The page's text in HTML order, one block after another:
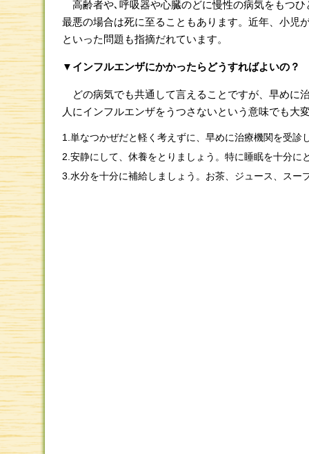
高齢者や､呼吸器や心臓のどに慢性の病気をもつ
最悪の場合は死に至ることもあります。近年、小児
といった問題も指摘だれています。
▼インフルエンザにかかったらどうすればよいの？
どの病気でも共通して言えることですが、早めに
人にインフルエンザをうつさないという意味でも大
1.単なつかぜだと軽く考えずに、早めに治療機関を受診
2.安静にして、休養をとりましょう。特に睡眠を十分に
3.水分を十分に補給しましょう。お茶、ジュース、スー